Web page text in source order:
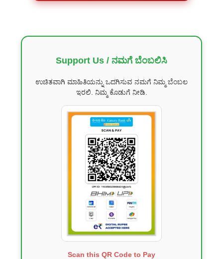
Support Us / ನಮಗೆ ಬೆಂಬಲಿಸಿ
ಉಚಿತವಾಗಿ ಮಾಹಿತಿಯನ್ನು ಒದಗಿಸುವ ನಮಗೆ ನಿಮ್ಮ ಬೆಂಬಲ
ಇರಲಿ. ನಿಮ್ಮ ಕೊಡುಗೆ ನೀಡಿ.
Scan this QR Code to Pay